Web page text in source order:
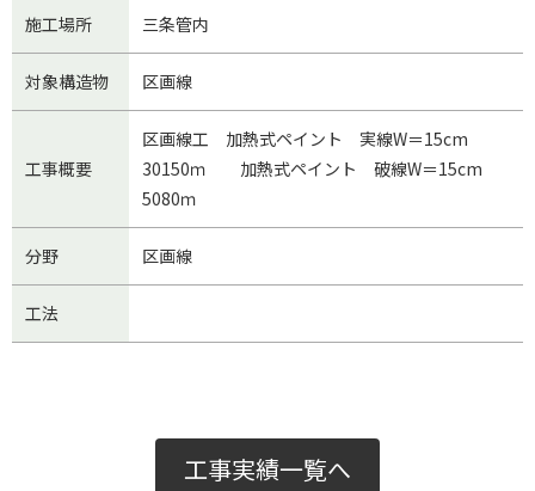
施工場所 三条管内
対象構造物 区画線
工事概要
区画線工 加熱式ペイント 実線W＝15cm
30150ｍ 加熱式ペイント 破線W＝15cm
5080ｍ
分野 区画線
工法
工事実績一覧へ